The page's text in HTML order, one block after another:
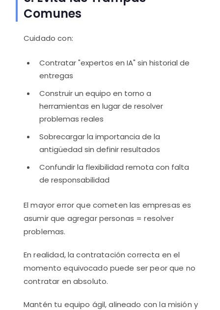
Comunes
Cuidado con:
Contratar "expertos en IA" sin historial de
entregas
Construir un equipo en torno a
herramientas en lugar de resolver
problemas reales
Sobrecargar la importancia de la
antigüedad sin definir resultados
Confundir la flexibilidad remota con falta
de responsabilidad
El mayor error que cometen las empresas es
asumir que agregar personas = resolver
problemas.
En realidad, la contratación correcta en el
momento equivocado puede ser peor que no
contratar en absoluto.
Mantén tu equipo ágil, alineado con la misión y